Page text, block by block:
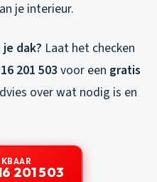
je interieur.
dak? Laat het checken
201 503voor een gratis
over wat nodig is en
201 503